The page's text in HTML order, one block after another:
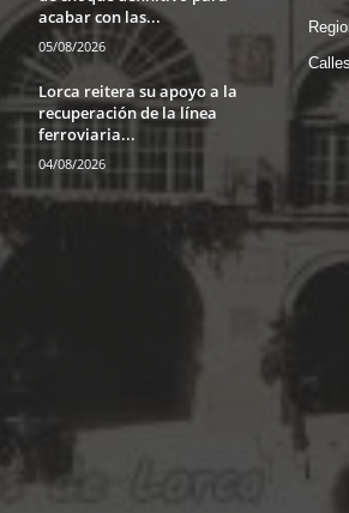
acabar con las...
05/08/2026
Lorca reitera su apoyo a la
recuperación de la línea
ferroviaria...
04/08/2026